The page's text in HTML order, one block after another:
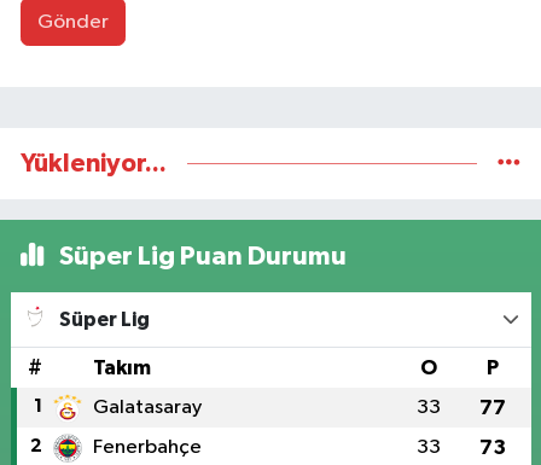
Gönder
Yükleniyor...
Süper Lig Puan Durumu
Süper Lig
# Takım O P
1 Galatasaray 33 77
2 Fenerbahçe 33 73